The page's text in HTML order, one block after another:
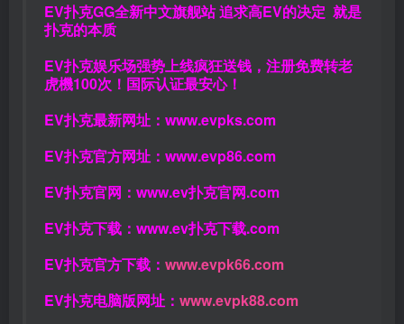
EV扑克GG全新中文旗舰站追求高EV的决定 就是
扑克的本质
EV扑克娱乐场强势上线疯狂送钱，注册免费转老
虎機100次！国际认证最安心！
EV扑克最新网址： www.evpks.com
EV扑克官方网址： www.evp86.com
EV扑克官网： www.ev扑克官网.com
EV扑克下载： www.ev扑克下载.com
EV扑克官方下载： www.evpk66.com
EV扑克电脑版网址： www.evpk88.com